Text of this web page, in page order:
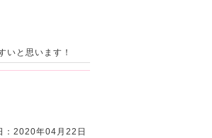
いと思います！
：2020年04月22日